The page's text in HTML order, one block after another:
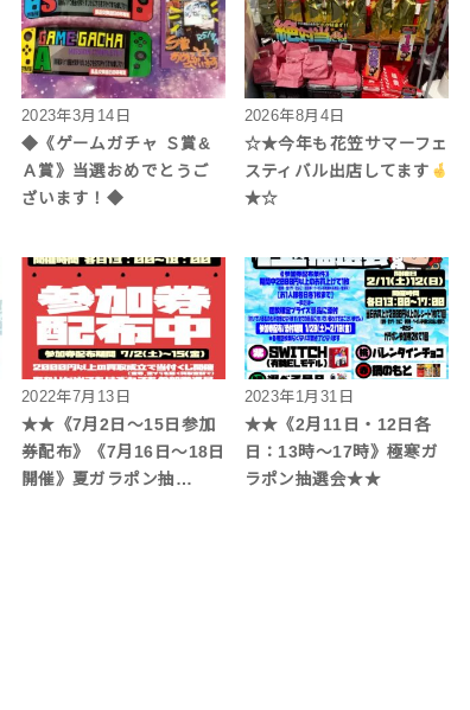
2023年3月14日
◆《ゲームガチャ Ｓ賞&
Ａ賞》当選おめでとうご
ざいます！◆
2026年8月4日
☆★今年も花笠サマーフェ
スティバル出店してます
★☆
2022年7月13日
★★《7月2日～15日参加
券配布》《7月16日～18日
開催》夏ガラポン抽…
2023年1月31日
★★《2月11日・12日各
日：13時～17時》極寒ガ
ラポン抽選会★★